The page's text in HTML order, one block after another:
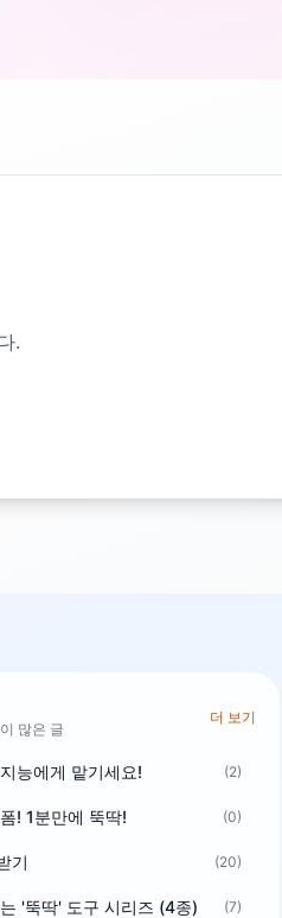
.
많은 글
더 보기
능에게 맡기세요! (2)
! 1분만에 뚝딱! (0)
기 (20)
'뚝딱' 도구 시리즈 (4종) (7)